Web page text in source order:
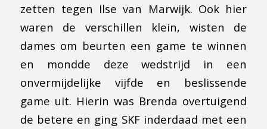
zetten tegen Ilse van Marwijk. Ook hier
waren de verschillen klein, wisten de
dames om beurten een game te winnen
en mondde deze wedstrijd in een
onvermijdelijke vijfde en beslissende
game uit. Hierin was Brenda overtuigend
de betere en ging SKF inderdaad met een